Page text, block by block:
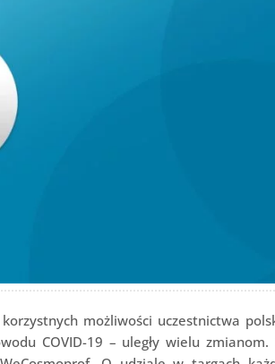
możliwości uczestnictwa
COVID-19 – uległy wielu zmianom.